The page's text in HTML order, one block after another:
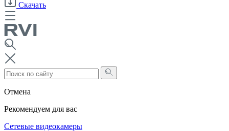
Скачать
Отмена
Рекомендуем для вас
Сетевые видеокамеры